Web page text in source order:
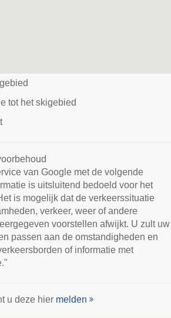
tot het skigebied
van Google met de volgende
is uitsluitend bedoeld voor het
is mogelijk dat de verkeerssituatie
verkeer, weer of andere
voorstellen afwijkt. U zult uw
passen aan de omstandigheden en
of informatie met
u deze hier melden